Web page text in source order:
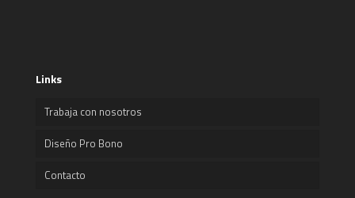
Links
Trabaja con nosotros
Diseño Pro Bono
Contacto